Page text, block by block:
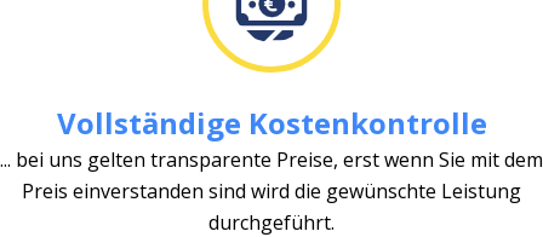
Vollständige Kostenkontrolle
... bei uns gelten transparente Preise, erst wenn Sie mit dem
Preis einverstanden sind wird die gewünschte Leistung
durchgeführt.